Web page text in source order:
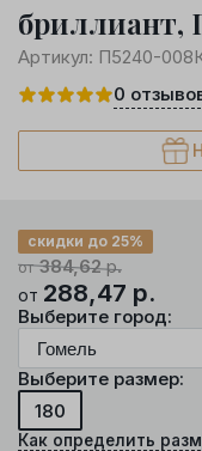
бриллиант,
Артикул: П5240-
0
от384,62р.
скидки до 25%
от 288,47 р.
Выберите город:
Выберите размер:
180
Как определить